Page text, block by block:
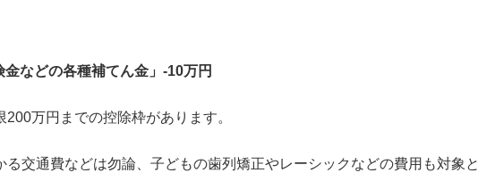
金などの各種補てん金」-10万円
万円までの控除枠があります。
交通費などは勿論、子どもの歯列矯正やレーシックなどの費用も対象と